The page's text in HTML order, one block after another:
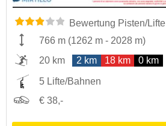
Bewertung Pisten/Lifte
766 m (1262 m - 2028 m)
20 km
2 km 18 km 0 km
5 Lifte/Bahnen
€ 38,-